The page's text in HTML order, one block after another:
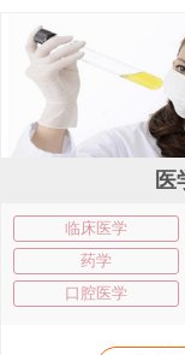
医
临床医学
药学
口腔医学